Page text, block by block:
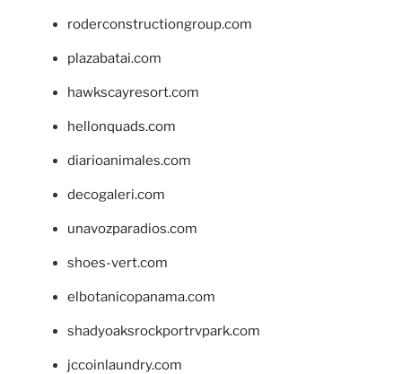
roderconstructiongroup.com
plazabatai.com
hawkscayresort.com
hellonquads.com
diarioanimales.com
decogaleri.com
unavozparadios.com
shoes-vert.com
elbotanicopanama.com
shadyoaksrockportrvpark.com
jccoinlaundry.com